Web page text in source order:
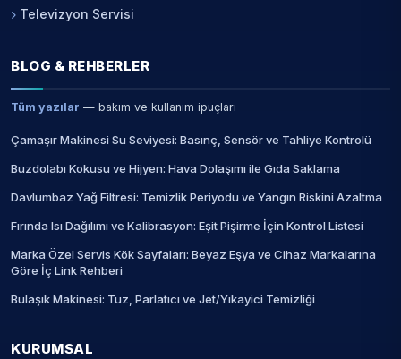
Televizyon Servisi
BLOG & REHBERLER
Tüm yazılar — bakım ve kullanım ipuçları
Çamaşır Makinesi Su Seviyesi: Basınç, Sensör ve Tahliye Kontrolü
Buzdolabı Kokusu ve Hijyen: Hava Dolaşımı ile Gıda Saklama
Davlumbaz Yağ Filtresi: Temizlik Periyodu ve Yangın Riskini Azaltma
Fırında Isı Dağılımı ve Kalibrasyon: Eşit Pişirme İçin Kontrol Listesi
Marka Özel Servis Kök Sayfaları: Beyaz Eşya ve Cihaz Markalarına
Göre İç Link Rehberi
Bulaşık Makinesi: Tuz, Parlatıcı ve Jet/Yıkayici Temizliği
KURUMSAL